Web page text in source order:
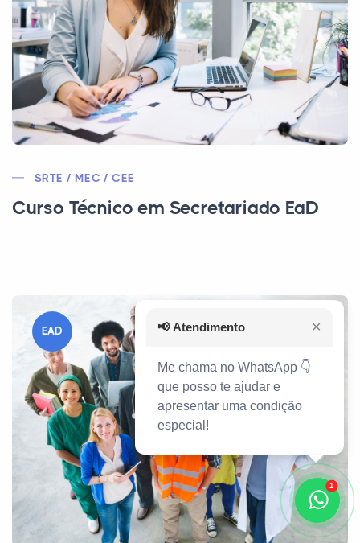
SRTE / MEC / CEE
Curso Técnico em Secretariado EaD
EAD
1
📢 Atendimento ✕
Me chama no WhatsApp 👇
que posso te ajudar e
apresentar uma condição
especial!